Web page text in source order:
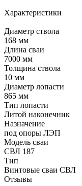
Характеристики
Диаметр ствола
168 мм
Длина сваи
7000 мм
Толщина ствола
10 мм
Диаметр лопасти
865 мм
Тип лопасти
Литой наконечник
Назначение
под опоры ЛЭП
Модель сваи
СВЛ 187
Тип
Винтовые сваи СВЛ
Отзывы